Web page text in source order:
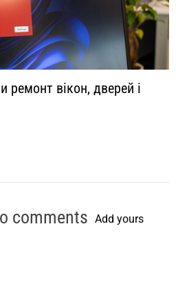
ремонт вікон, дверей і
comments Add yours